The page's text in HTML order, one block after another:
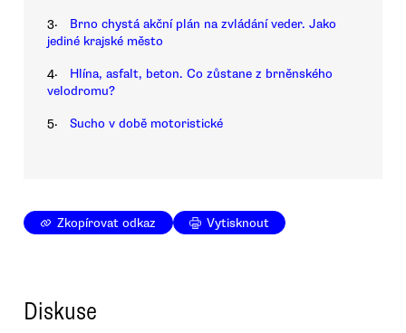
3.
Brno chystá akční plán na zvládání veder. Jako
jediné krajské město
4.
Hlína, asfalt, beton. Co zůstane z brněnského
velodromu?
5. Sucho v době motoristické
Zkopírovat odkaz Vytisknout
Diskuse